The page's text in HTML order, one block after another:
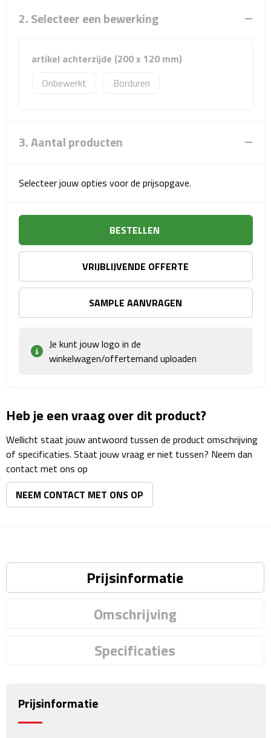
Sport- & Recreatietassen
Koeltassen & koelboxen
Strandtassen
Picknick rugtassen
Reizen
Opbergtasjes
Koffersloten
Bagageweegschalen
Bagageriemen
Auto luchtverfrissers
2. Selecteer een bewerking
artikel achterzijde (200 x 120 mm)
Onbewerkt
Borduren
3. Aantal producten
Selecteer jouw opties voor de prijsopgave.
BESTELLEN
VRIJBLIJVENDE OFFERTE
SAMPLE AANVRAGEN
Je kunt jouw logo in de
winkelwagen/offertemand uploaden
Heb je een vraag over dit product?
Wellicht staat jouw antwoord tussen de product omschrijving
of specificaties. Staat jouw vraag er niet tussen? Neem dan
contact met ons op
NEEM CONTACT MET ONS OP
Prijsinformatie
Omschrijving
Specificaties
Prijsinformatie